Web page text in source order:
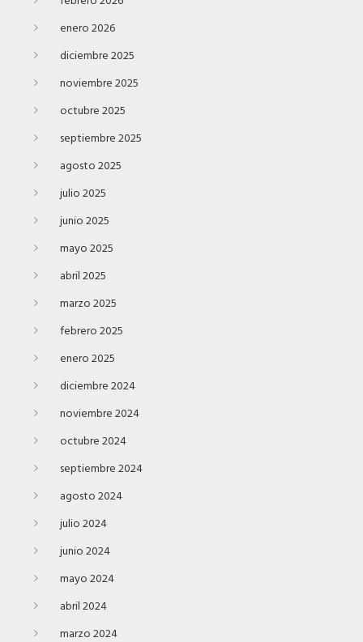
enero 2026
diciembre 2025
noviembre 2025
octubre 2025
septiembre 2025
agosto 2025
julio 2025
junio 2025
mayo 2025
abril 2025
marzo 2025
febrero 2025
enero 2025
diciembre 2024
noviembre 2024
octubre 2024
septiembre 2024
agosto 2024
julio 2024
junio 2024
mayo 2024
abril 2024
marzo 2024